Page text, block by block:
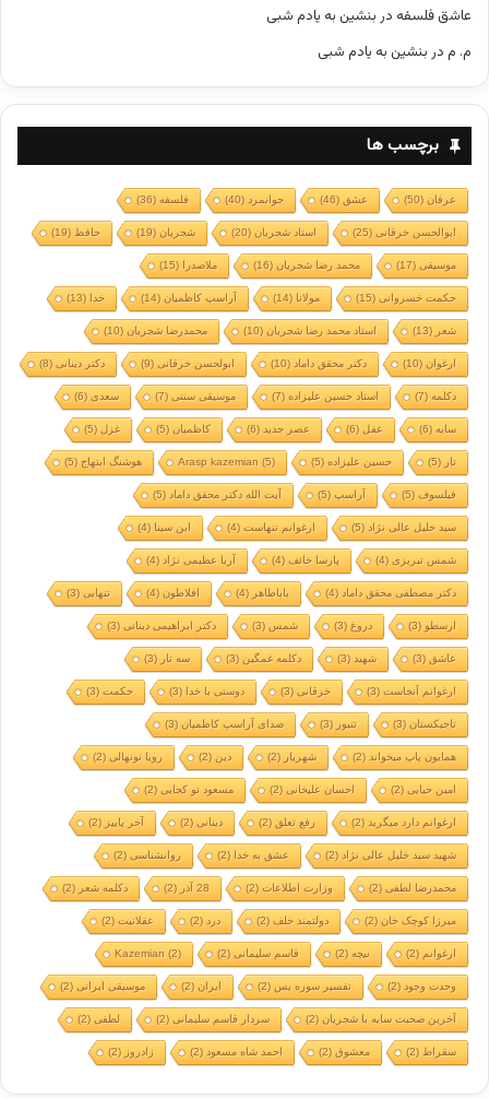
عاشق فلسفه در بنشین به یادم شبی
م. م در بنشین به یادم شبی
برچسب ها
عرفان(50) عشق (46) جوانمرد (40) فلسفه(36)
ابوالحسن خرقانی(25) استاد شجریان(20) شجریان(19) حافظ (19)
موسیقی(17) محمد رضا شجریان(16) ملاصدرا (15)
حکمت خسروانی(15) مولانا (14) آراسپ کاظمیان(14) خدا (13)
شعر (13) استاد محمد رضا شجریان(10) محمدرضا شجریان(10)
ارغوان(10) دکتر محقق داماد (10) ابولحسن خرقانی(9) دکتر دینانی(8)
دکلمه(7) استاد حسین علیزاده(7) موسیقی سنتی(7) سعدی(6)
سایه(6) عقل (6) عصر جدید (6) کاظمیان(5) غزل (5)
تار (5) حسین علیزاده(5)
Arasp kazemian (5) هوشنگ ابتهاج(5)
فیلسوف(5) آراسپ(5) آیت الله دکتر محقق داماد (5)
سید خلیل عالی نژاد (5) ارغوانم تنهاست(4) ابن سینا (4)
شمس تبریزی(4) پارسا خائف(4) آریا عظیمی نژاد (4)
دکتر مصطفی محقق داماد (4) باباطاهر (4) افلاطون(4) تنهایی(3)
ارسطو (3) دروغ (3) شمس (3) دکتر ابراهیمی دینانی(3)
عاشق (3) شهید (3) دکلمه غمگین (3) سه تار (3)
ارغوانم آنجاست(3) خرقانی(3) دوستی با خدا (3) حکمت(3)
تاجیکستان(3) تنبور (3) صدای آراسپ کاظمیان(3)
همایون پاپ میخواند (2) شهریار (2) دین (2) رویا نونهالی(2)
امین حیایی(2) احسان علیخانی(2) مسعود تو کجایی(2)
ارغوانم دارد میگرید (2) رفع تعلق (2) دینانی(2) آخر پاییز (2)
شهید سید خلیل عالی نژاد (2) عشق به خدا (2) روانشناسی(2)
محمدرضا لطفی(2) وزارت اطلاعات(2) 28 آذر (2) دکلمه شعر (2)
میرزا کوچک خان(2) دولتمند خلف(2) درد (2) عقلانیت(2)
ارغوانم (2) نیچه(2) قاسم سلیمانی(2)
Kazemian (2)
وحدت وجود (2) تفسیر سوره یس (2) ایران(2) موسیقی ایرانی(2)
آخرین صحبت سایه با شجریان(2) سردار قاسم سلیمانی(2) لطفی(2)
سقراط (2) معشوق(2) احمد شاه مسعود (2) زادروز (2)